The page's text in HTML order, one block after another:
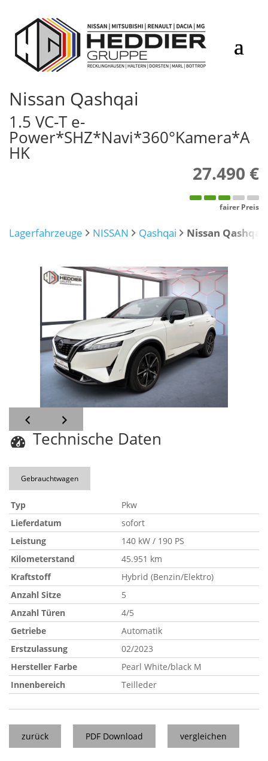
Nissan Qashqai
1.5 VC-T e-
Power*SHZ*Navi*360°Kamera*A
HK
27.490 €
fairer Preis
Lagerfahrzeuge NISSAN Qashqai Nissan Qashqai
Technische Daten
Gebrauchtwagen
Typ
Pkw
Lieferdatum
sofort
Leistung
140 kW / 190 PS
Kilometerstand
45.951 km
Kraftstoff
Hybrid (Benzin/Elektro)
Anzahl Sitze
5
Anzahl Türen
4/5
Getriebe
Automatik
Erstzulassung
02/2023
Hersteller Farbe
Pearl White/black M
Innenbereich
Teilleder
zurück PDF Download vergleichen